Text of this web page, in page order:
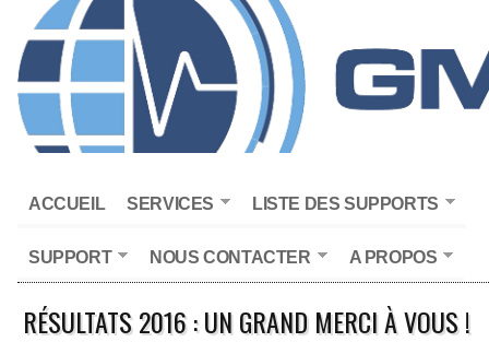
ACCUEIL SERVICES LISTE DES SUPPORTS
SUPPORT NOUS CONTACTER A PROPOS
RÉSULTATS 2016 : UN GRAND MERCI À VOUS !